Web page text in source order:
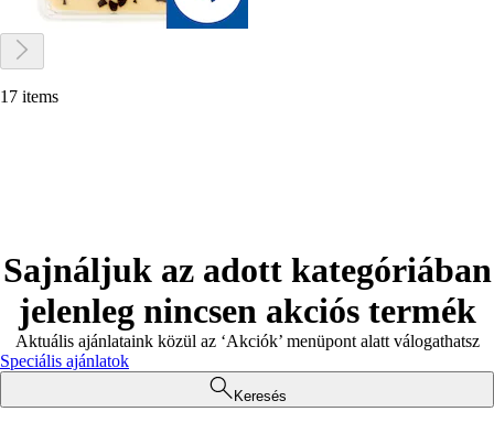
17 items
Sajnáljuk az adott kategóriában
jelenleg nincsen akciós termék
Aktuális ajánlataink közül az ‘Akciók’ menüpont alatt válogathatsz
Speciális ajánlatok
Keresés